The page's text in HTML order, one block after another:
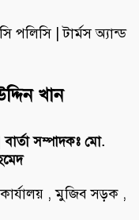
পলিসি|টার্মস অ্যান্ড
খান
সম্পাদকঃ মো.
কার্যালয় , মুজিব সড়ক ,